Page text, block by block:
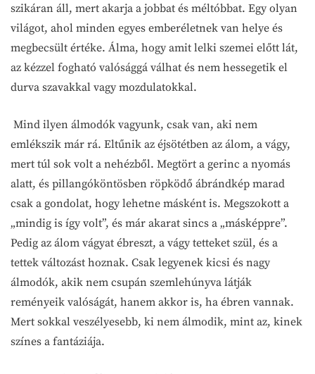
szikáran áll, mert akarja a jobbat és méltóbbat. Egy olyan
világot, ahol minden egyes emberéletnek van helye és
megbecsült értéke. Álma, hogy amit lelki szemei előtt lát,
az kézzel fogható valósággá válhat és nem hessegetik el
durva szavakkal vagy mozdulatokkal.
Mind ilyen álmodók vagyunk, csak van, aki nem
emlékszik már rá. Eltűnik az éjsötétben az álom, a vágy,
mert túl sok volt a nehézből. Megtört a gerinc a nyomás
alatt, és pillangóköntösben röpködő ábrándkép marad
csak a gondolat, hogy lehetne másként is. Megszokott a
„mindig is így volt”, és már akarat sincs a „másképpre”.
Pedig az álom vágyat ébreszt, a vágy tetteket szül, és a
tettek változást hoznak. Csak legyenek kicsi és nagy
álmodók, akik nem csupán szemlehúnyva látják
reményeik valóságát, hanem akkor is, ha ébren vannak.
Mert sokkal veszélyesebb, ki nem álmodik, mint az, kinek
színes a fantáziája.